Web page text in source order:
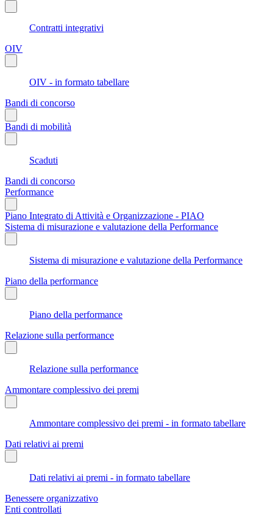
Contratti integrativi
OIV
OIV - in formato tabellare
Bandi di concorso
Bandi di mobilità
Scaduti
Bandi di concorso
Performance
Piano Integrato di Attività e Organizzazione - PIAO
Sistema di misurazione e valutazione della Performance
Sistema di misurazione e valutazione della Performance
Piano della performance
Piano della performance
Relazione sulla performance
Relazione sulla performance
Ammontare complessivo dei premi
Ammontare complessivo dei premi - in formato tabellare
Dati relativi ai premi
Dati relativi ai premi - in formato tabellare
Benessere organizzativo
Enti controllati